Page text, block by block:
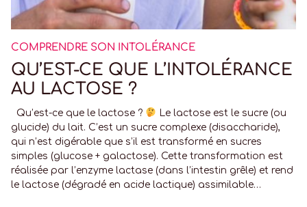
COMPRENDRE SON INTOLÉRANCE
QU’EST-CE QUE L’INTOLÉRANCE
AU LACTOSE ?
Qu’est-ce que le lactose ?
Le lactose est le sucre (ou
glucide) du lait. C’est un sucre complexe (disaccharide),
qui n’est digérable que s’il est transformé en sucres
simples (glucose + galactose). Cette transformation est
réalisée par l’enzyme lactase (dans l’intestin grêle) et rend
le lactose (dégradé en acide lactique) assimilable…